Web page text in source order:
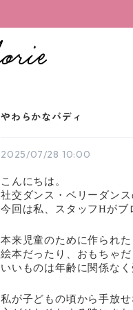
やわらかなバディ
2025/07/28 10:00
こんにちは。
社交ダンス・ベリーダン
今回は私、スタッフHがブ
本来児童のために作られ
絵本だったり、おもちゃ
いいものは年齢に関係な
私が子どもの頃から手放